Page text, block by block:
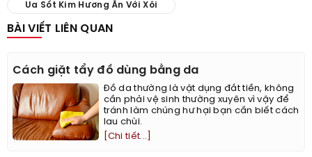
Ua Sốt Kim Hương Ăn Với Xôi
BÀI VIẾT LIÊN QUAN
Cách giặt tẩy đồ dùng bằng da
Đồ da thường là vật dụng đắt tiền, không
cần phải vệ sinh thường xuyên vì vậy để
tránh làm chúng hư hại bạn cần biết cách
lau chùi.
[Chi tiết...]